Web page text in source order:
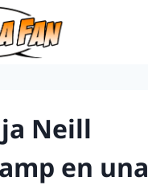
Neill
en una